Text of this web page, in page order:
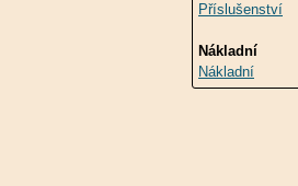
Příslušenství
Nákladní
Nákladní